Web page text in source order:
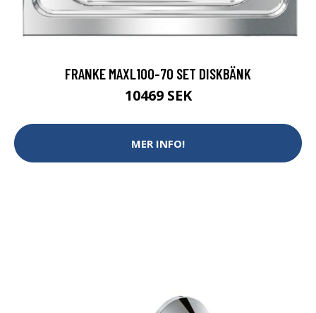
FRANKE MAXL100-70 SET DISKBÄNK
10469 SEK
MER INFO!